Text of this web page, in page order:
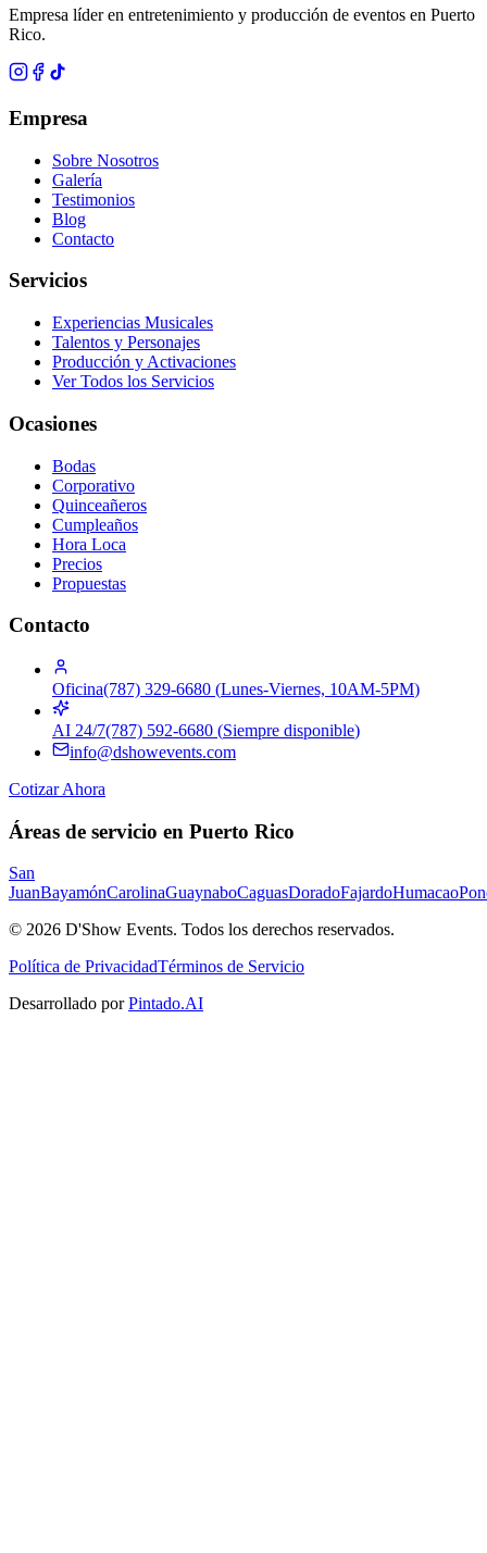
Empresa líder en entretenimiento y producción de eventos en Puerto
Rico.
Empresa
Sobre Nosotros
Galería
Testimonios
Blog
Contacto
Servicios
Experiencias Musicales
Talentos y Personajes
Producción y Activaciones
Ver Todos los Servicios
Ocasiones
Bodas
Corporativo
Quinceañeros
Cumpleaños
Hora Loca
Precios
Propuestas
Contacto
Oficina(787) 329-6680 (Lunes-Viernes, 10AM-5PM)
AI 24/7(787) 592-6680 (Siempre disponible)
info@dshowevents.com
Cotizar Ahora
Áreas de servicio en Puerto Rico
San
JuanBayamónCarolinaGuaynaboCaguasDoradoFajardoHumacao
© 2026 D'Show Events. Todos los derechos reservados.
Política de PrivacidadTérminos de Servicio
Desarrollado por Pintado.AI